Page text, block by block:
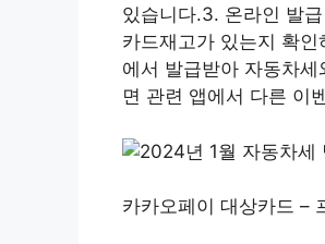
있습니다.3. 온라인 발
카드재고가 있는지 확
에서 발급받아 자동차
면 관련 앱에서 다른 이
카카오페이 대상카드 –